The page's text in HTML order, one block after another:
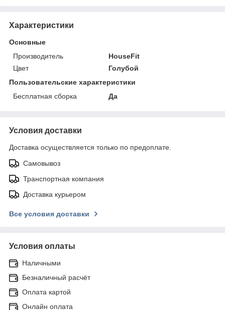
Характеристики
Основные
Производитель
HouseFit
Цвет
Голубой
Пользовательские характеристики
Бесплатная сборка
Да
Условия доставки
Доставка осуществляется только по предоплате.
Самовывоз
Транспортная компания
Доставка курьером
Все условия доставки
Условия оплаты
Наличными
Безналичный расчёт
Оплата картой
Онлайн оплата